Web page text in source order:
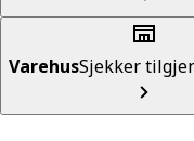
VarehusSjekker